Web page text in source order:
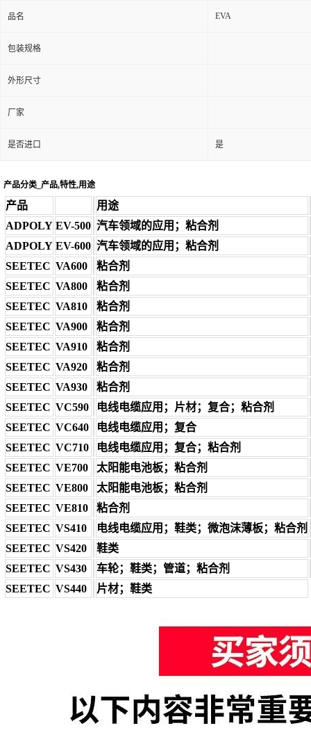
品名 EVA
包装规格
外形尺寸
厂家
是否进口 是
产品分类_产品,特性,用途
产品
用途
ADPOLY EV-500 汽车领域的应用；粘合剂
ADPOLY EV-600 汽车领域的应用；粘合剂
SEETEC VA600
粘合剂
SEETEC VA800
粘合剂
SEETEC VA810
粘合剂
SEETEC VA900
粘合剂
SEETEC VA910
粘合剂
SEETEC VA920
粘合剂
SEETEC VA930
粘合剂
SEETEC VC590
电线电缆应用；片材；复合；粘合剂
SEETEC VC640
电线电缆应用；复合
SEETEC VC710
电线电缆应用；复合；粘合剂
SEETEC VE700
太阳能电池板；粘合剂
SEETEC VE800
太阳能电池板；粘合剂
SEETEC VE810
粘合剂
SEETEC VS410
电线电缆应用；鞋类；微泡沫薄板；粘合剂
SEETEC VS420
鞋类
SEETEC VS430
车轮；鞋类；管道；粘合剂
SEETEC VS440 片材；鞋类